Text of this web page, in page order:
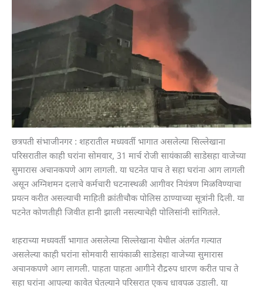
छत्रपती संभाजीनगर : शहरातील मध्यवर्ती भागात असलेल्या सिल्लेखाना
परिसरातील काही घरांना सोमवार, 31 मार्च रोजी सायंकाळी साडेसहा वाजेच्या
सुमारास अचानकपणे आग लागली. या घटनेत पाच ते सहा घरांना आग लागली
असून अग्निशमन दलाचे कर्मचारी घटनास्थळी आगीवर नियंत्रण मिळविण्याचा
प्रयत्न करीत असल्याची माहिती क्रांतीचौक पोलिस ठाण्याच्या सूत्रांनी दिली. या
घटनेत कोणतीही जिवीत हानी झाली नसल्याचेही पोलिसांनी सांगितले.
शहराच्या मध्यवर्ती भागात असलेल्या सिल्लेखाना येथील अंतर्गत गल्यात
असलेल्या काही घरांना सोमवारी सायंकाळी साडेसहा वाजेच्या सुमारास
अचानकपणे आग लागली. पाहता पाहता आगीने रौद्ररुप धारण करीत पाच ते
सहा घरांना आपल्या कावेत घेतल्याने परिसरात एकच धावपळ उडाली. या